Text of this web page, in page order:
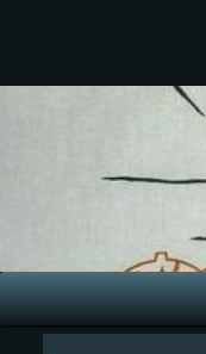
メ
イ